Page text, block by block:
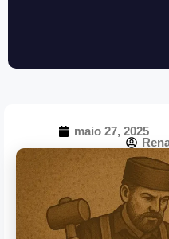
maio 27, 2025